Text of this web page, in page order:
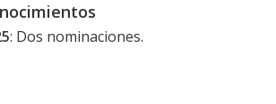
: Dos nominaciones.